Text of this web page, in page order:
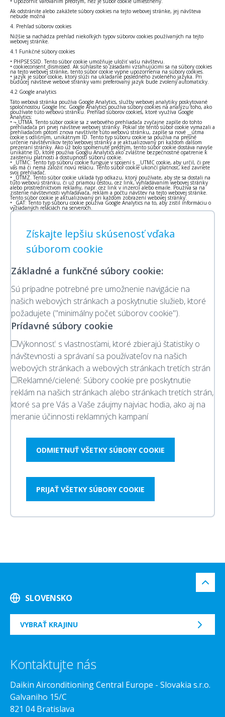
Ak odstránite alebo zakážete súbory cookies na tejto webovej stránke, jej návšteva
nebude možná
4. Prehľad súborov cookies
Nižšie sa nachádza prehľad niekoľkých typov súborov cookies používaných na tejto
webovej stránke.
4.1 Funkčné súbory cookies
• PHPSESSID. Tento súbor cookie umožňuje uložiť vašu návštevu.
• cookieconsent_dismissed. Ak súhlasíte so zásadami vzťahujúcimi sa na súbory cookies
na tejto webovej stránke, tento súbor cookie vypne upozornenia na súbory cookies.
• jazyk je súbor cookie, ktorý slúži na ukladanie posledného zvoleného jazyka. Pri
budúcej návšteve webové stránky vami preferovaný jazyk bude zvolený automaticky.
4.2 Google analytics
Táto webová stránka používa Google Analytics, služby webovej analytiky poskytované
spoločnosťou Google Inc. Google Analytics používa súbory cookies na analýzu toho, ako
používate túto webovú stránku. Prehľad súborov cookies, ktoré využíva Google
Analytics:
• ¬_UTMA. Tento súbor cookie sa z webového prehliadača zvyčajne zapíše do tohto
prehliadača pri prvej návšteve webovej stránky. Pokiaľ ste tento súbor cookie vymazali a
prehliadačom potom znova navštívite túto webovú stránku, zapíše sa nové __utma
cookie s odlišným, unikátnym ID. Tento typ súboru cookie sa používa na presné
určenie návštevníkov tejto webovej stránky a je aktualizovaný pri každom ďalšom
prezeraní stránky. Ako už bolo spomenuté predtým, tento súbor cookie dostáva navyše
unikátne ID, ktoré používa Googlu Analytics ako zvláštne bezpečnostné opatrenie k
zaisteniu platnosti a dostupnosti súboru cookie.
• _UTMC: Tento typ súboru cookie funguje v spojení s __UTMC cookie, aby určil, či pre
vás má či nemá založiť novú reláciu. Tento súbor cookie ukončí platnosť, keď zavriete
svoj prehliadač.
• _UTMZ. Tento súbor cookie ukladá typ odkazu, ktorý používate, aby ste sa dostali na
túto webovú stránku, či už priamou cestou, cez link, vyhľadávaním webovej stránky
alebo prostredníctvom reklamy, napr. cez link v inzercii alebo emaile. Používa sa na
zistenie návštevnosti vyhľadávača, reklám a počtu návštev na tejto webovej stránke.
Tento súbor cookie je aktualizovaný pri každom zobrazení webovej stránky.
• _GAT: Tento typ súboru cookie používa Google Analytics na to, aby zistil informáciu o
vyžiadaných reláciách na serveroch.
Získajte lepšiu skúsenosť vďaka
súborom cookie
Základné a funkčné súbory cookie:
Sú prípadne potrebné pre umožnenie navigácie na
našich webových stránkach a poskytnutie služieb, ktoré
požadujete ("minimálny počet súborov cookie").
Prídavné súbory cookie
Výkonnosť: s vlastnosťami, ktoré zbierajú štatistiky o
návštevnosti a správaní sa používateľov na našich
webových stránkach a webových stránkach tretích strán
Reklamné/cielené: Súbory cookie pre poskytnutie
reklám na našich stránkach alebo stránkach tretích strán,
ktoré sa pre Vás a Vaše záujmy najviac hodia, ako aj na
meranie účinnosti reklamných kampaní
ODMIETNUŤ VŠETKY SÚBORY COOKIE
PRIJAŤ VŠETKY SÚBORY COOKIE
SLOVENSKO
VYBRAŤ KRAJINU
Kontaktujte nás
Daikin Airconditioning Central Europe - Slovakia s.r.o.
Galvaniho 15/C
821 04 Bratislava